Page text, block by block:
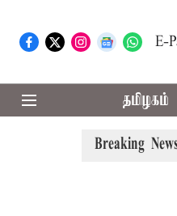
E-
தமிழகம்
Breaking
பெற்றார் சங்கீதா கோவை,